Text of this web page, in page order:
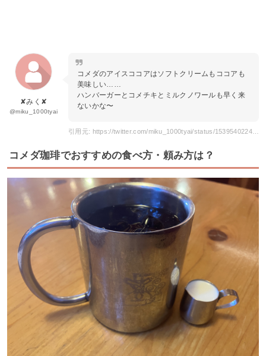
✘みく✘
@miku_1000tyai
コメダのアイスココアはソフトクリームもココアも
美味しい……
ハンバーガーとコメチキとミルクノワールも早く来
ないかな〜
引用元: https://twitter.com/miku_1000tyai/status/1539540224568885250
コメダ珈琲でおすすめの食べ方・頼み方は？